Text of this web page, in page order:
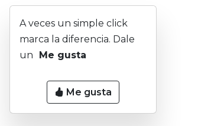
A veces un simple click
marca la diferencia. Dale
un Me gusta
Me gusta